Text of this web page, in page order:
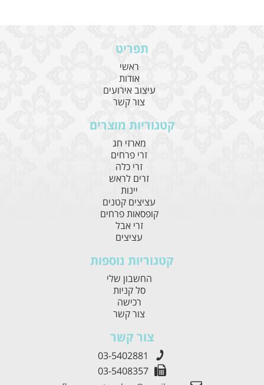
תפריט
ראשי
אודות
עיצוב אירועים
צור קשר
קטגוריות מוצרים
מארזי חג
זרי פרחים
זרי כלה
זרים לראש
יינות
עציצים קטנים
קופסאות פרחים
זרי אבל
עציצים
קטגוריות נוספות
החשבון שלי
סל קניות
רכישה
צור קשר
צור קשר
03-5402881
03-5408357